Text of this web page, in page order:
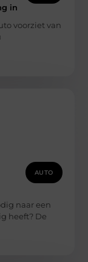
in
voorziet van
AUTO
naar een
heeft? De